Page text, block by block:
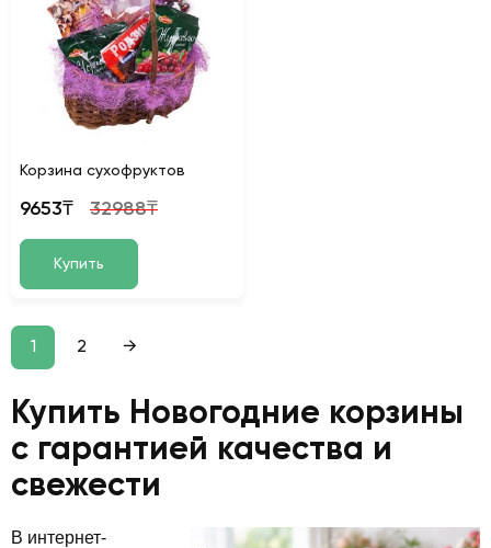
Корзина сухофруктов
9653₸ 32988₸
Купить
1 2 →
Купить Новогодние корзины
с гарантией качества и
свежести
В интернет-